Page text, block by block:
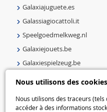
Nous utilisons des cookies
Nous utilisons des traceurs
accéder à des informations
Galaxiajuguete.es
Galassiagiocattoli.it
Speelgoedmelkweg.nl
Galaxiejouets.be
Galaxiespielzeug.be